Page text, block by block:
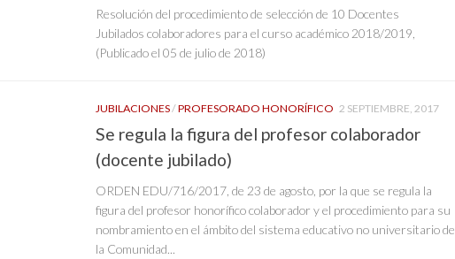
Resolución del procedimiento de selección de 10 Docentes
Jubilados colaboradores para el curso académico 2018/2019,
(Publicado el 05 de julio de 2018)
JUBILACIONES/PROFESORADO HONORÍFICO 2 SEPTIEMBRE, 2017
Se regula la figura del profesor colaborador
(docente jubilado)
ORDEN EDU/716/2017, de 23 de agosto, por la que se regula la
figura del profesor honorífico colaborador y el procedimiento para su
nombramiento en el ámbito del sistema educativo no universitario de
la Comunidad...